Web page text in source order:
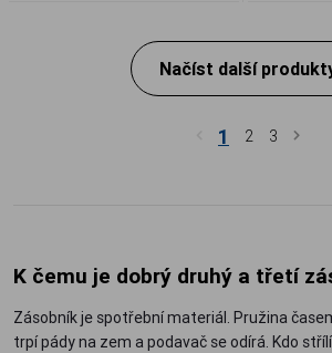
Načíst další
1 2 3
K čemu je dobrý druhý a třetí
Zásobník je spotřební materiál. Pružina
trpí pády na zem a podavač se odírá. Kdo